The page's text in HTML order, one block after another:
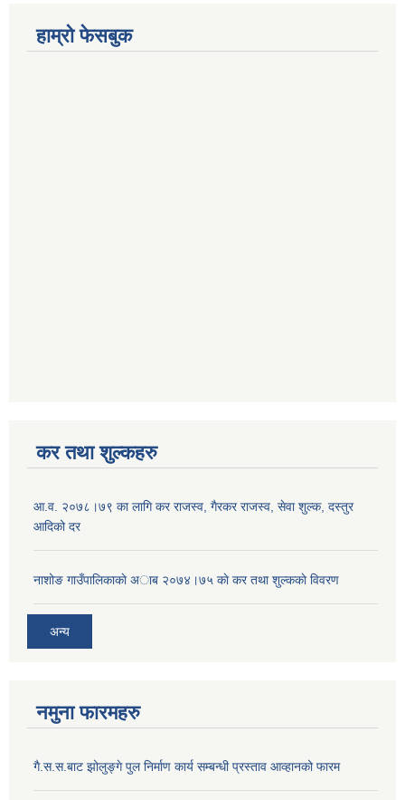
हाम्रो फेसबुक
कर तथा शुल्कहरु
आ‍.व. २०७८।७९ का लागि कर राजस्व, गैरकर राजस्व, सेवा शुल्क, दस्तुर
आदिको दर
नाशोङ गाउँपालिकाकाे अा‍ब‍ २०७४।७५ काे कर तथा शुल्ककाे विवरण
अन्य
नमुना फारमहरु
गै.स.स.बाट झोलुङ्गे पुल निर्माण कार्य सम्बन्धी प्रस्ताव आव्हानको फारम